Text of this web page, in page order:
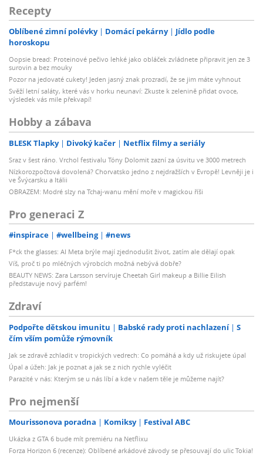
Recepty
Oblíbené zimní polévky Domácí pekárny
Jídlo podle
horoskopu
Oopsie bread: Proteinové pečivo lehké jako obláček zvládnete připravit jen ze 3
surovin a bez mouky
Pozor na jedovaté cukety! Jeden jasný znak prozradí, že se jim máte vyhnout
Svěží letní saláty, které vás v horku neunaví: Zkuste k zelenině přidat ovoce,
výsledek vás mile překvapí!
Hobby a zábava
BLESK Tlapky Divoký kačer Netflix filmy a seriály
Sraz v šest ráno. Vrchol festivalu Tóny Dolomit zazní za úsvitu ve 3000 metrech
Nízkorozpočtová dovolená? Chorvatsko jedno z nejdražších v Evropě! Levněji je i
ve Švýcarsku a Itálii
OBRAZEM: Modré slzy na Tchaj-wanu mění moře v magickou říši
Pro generaci Z
#inspirace #wellbeing #news
F*ck the glasses: AI Meta brýle mají zjednodušit život, zatím ale dělají opak
Víš, proč ti po mléčných výrobcích možná nebývá dobře?
BEAUTY NEWS: Zara Larsson servíruje Cheetah Girl makeup a Billie Eilish
představuje nový parfém!
Zdraví
Podpořte dětskou imunitu Babské rady proti nachlazení
S
čím vším pomůže rýmovník
Jak se zdravě zchladit v tropických vedrech: Co pomáhá a kdy už riskujete úpal
Úpal a úžeh: Jak je poznat a jak se z nich rychle vyléčit
Parazité v nás: Kterým se u nás líbí a kde v našem těle je můžeme najít?
Pro nejmenší
Mourissonova poradna Komiksy Festival ABC
Ukázka z GTA 6 bude mít premiéru na Netflixu
Forza Horizon 6 (recenze): Oblíbené arkádové závody se přesouvají do ulic Tokia!